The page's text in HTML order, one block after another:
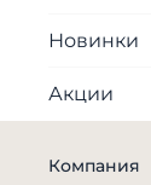
Новинки
Акции
Компания